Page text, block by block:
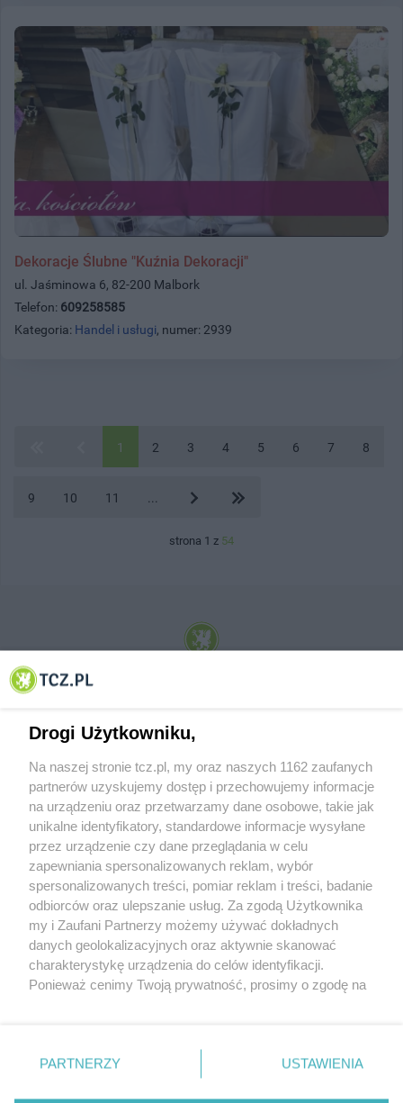
Dekoracje Ślubne "Kuźnia Dekoracji"
ul. Jaśminowa 6, 82-200 Malbork
Telefon: 609258585
Kategoria: Handel i usługi, numer: 2939
1 2 3 4 5 6 7 8
9 10 11
strona 1 z 54
© 2001-2026 Tczew - TCZ.PL Sp. z o.o. Internetowy Serwis Informacyjny Miasta
O FIRMIE POLITYKA PRYWATNOŚCI HOSTING
REKLAMA WSPÓŁPRACA RSS FACEBOOK KONTAKT
Nasze serwisy
Aktualności
Tcz24
Historia miasta
Muzyka i kultura
Archiwum wydarzeń
Zdjęcia miasta
Drogi Użytkowniku,
Na naszej stronie tcz.pl, my oraz naszych 1162 zaufanych
partnerów uzyskujemy dostęp i przechowujemy informacje
na urządzeniu oraz przetwarzamy dane osobowe, takie jak
unikalne identyfikatory, standardowe informacje wysyłane
przez urządzenie czy dane przeglądania w celu
zapewniania spersonalizowanych reklam, wybór
spersonalizowanych treści, pomiar reklam i treści, badanie
odbiorców oraz ulepszanie usług. Za zgodą Użytkownika
my i Zaufani Partnerzy możemy używać dokładnych
danych geolokalizacyjnych oraz aktywnie skanować
charakterystykę urządzenia do celów identyfikacji.
Ponieważ cenimy Twoją prywatność, prosimy o zgodę na
znajdujący się w lewym dolnym rogu strony
. Niektóre
PARTNERZY USTAWIENIA